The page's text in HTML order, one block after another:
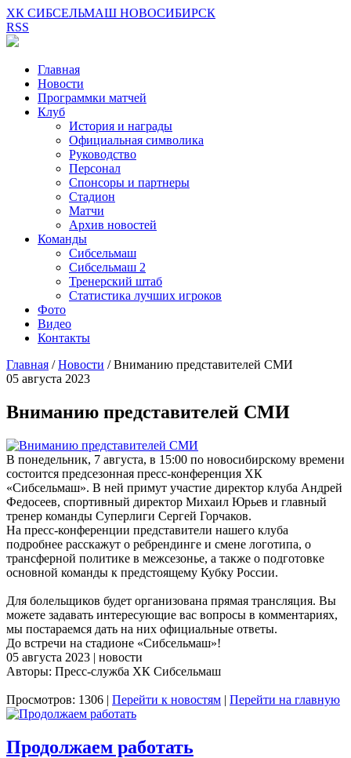
ХК СИБСЕЛЬМАШ НОВОСИБИРСК
RSS
Главная
Новости
Программки матчей
Клуб
История и награды
Официальная символика
Руководство
Персонал
Спонсоры и партнеры
Стадион
Матчи
Архив новостей
Команды
Сибсельмаш
Сибсельмаш 2
Тренерский штаб
Статистика лучших игроков
Фото
Видео
Контакты
Главная /Новости /Вниманию представителей СМИ
05 августа 2023
Вниманию представителей СМИ
В понедельник, 7 августа, в 15:00 по новосибирскому времени
состоится предсезонная пресс-конференция ХК
«Сибсельмаш». В ней примут участие директор клуба Андрей
Федосеев, спортивный директор Михаил Юрьев и главный
тренер команды Суперлиги Сергей Горчаков.
На пресс-конференции представители нашего клуба
подробнее расскажут о ребрендинге и смене логотипа, о
трансферной политике в межсезонье, а также о подготовке
основной команды к предстоящему Кубку России.
Для болельщиков будет организована прямая трансляция. Вы
можете задавать интересующие вас вопросы в комментариях,
мы постараемся дать на них официальные ответы.
До встречи на стадионе «Сибсельмаш»!
05 августа 2023 | новости
Авторы: Пресс-служба ХК Сибсельмаш
Просмотров: 1306 | Перейти к новостям | Перейти на главную
Продолжаем работать